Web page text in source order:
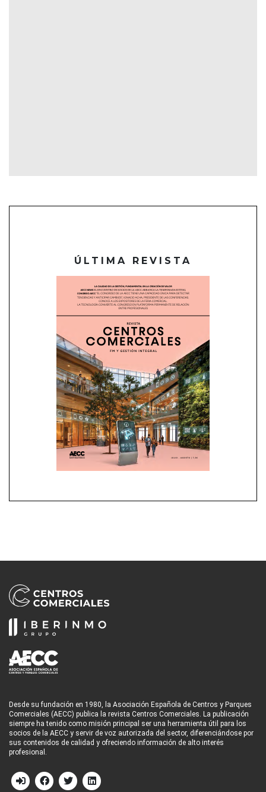
ÚLTIMA REVISTA
Desde su fundación en 1980, la Asociación Española de Centros y Parques
Comerciales (AECC) publica la revista Centros Comerciales. La publicación
siempre ha tenido como misión principal ser una herramienta útil para los
socios de la AECC y servir de voz autorizada del sector, diferenciándose por
sus contenidos de calidad y ofreciendo información de alto interés
profesional.